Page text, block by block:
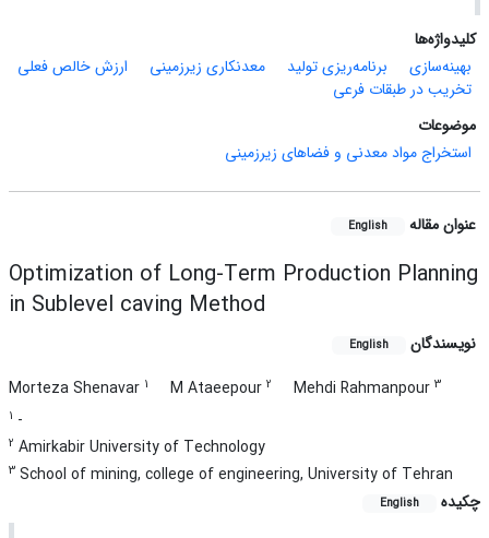
کلیدواژه‌ها
بهینه‌سازی
برنامه‌ریزی تولید معدنکاری زیرزمینی
ارزش خالص فعلی
تخریب در طبقات فرعی
موضوعات
استخراج مواد معدنی و فضاهای زیرزمینی
عنوان مقاله English
Optimization of Long-Term Production Planning
in Sublevel caving Method
نویسندگان English
Morteza Shenavar 1 M Ataeepour 2 Mehdi Rahmanpour 3
1 -
2 Amirkabir University of Technology
3 School of mining, college of engineering, University of Tehran
چکیده
English